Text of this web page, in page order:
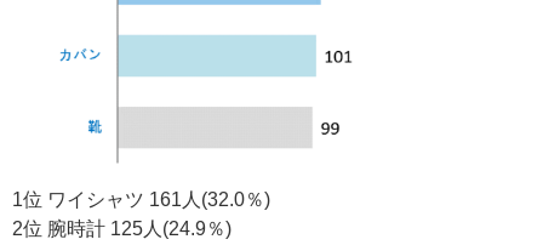
1位 ワイシャツ 161人(32.0％)
2位 腕時計 125人(24.9％)